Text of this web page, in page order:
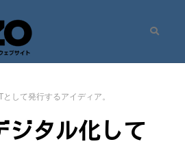
憲三 Official Site
して発行するアイディア。
ジタル化して